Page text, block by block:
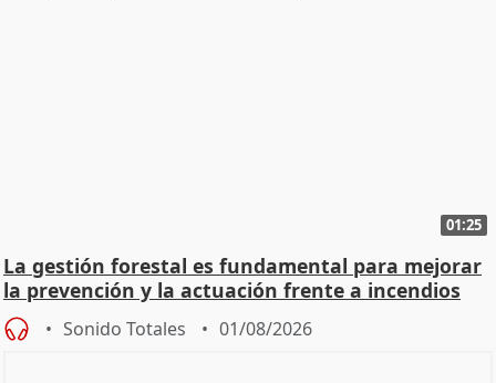
01:25
La gestión forestal es fundamental para mejorar
la prevención y la actuación frente a incendios
Sonido Totales 01/08/2026